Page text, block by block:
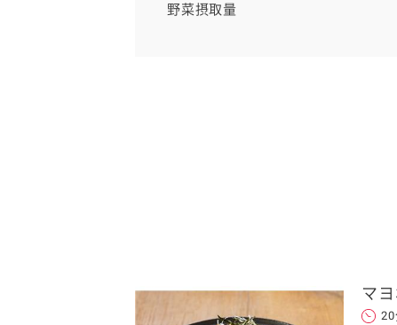
野菜摂取量
マ
20